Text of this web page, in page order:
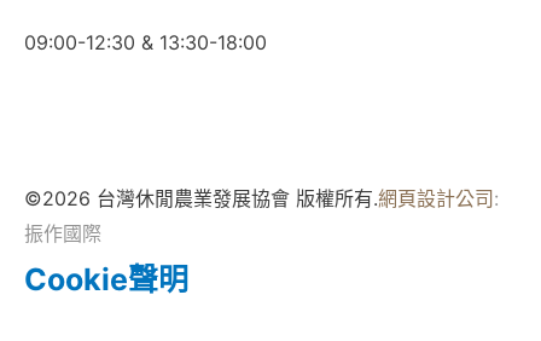
09:00-12:30 & 13:30-18:00
©2026 台灣休閒農業發展協會 版權所有.網頁設計公司 :
振作國際
Cookie聲明